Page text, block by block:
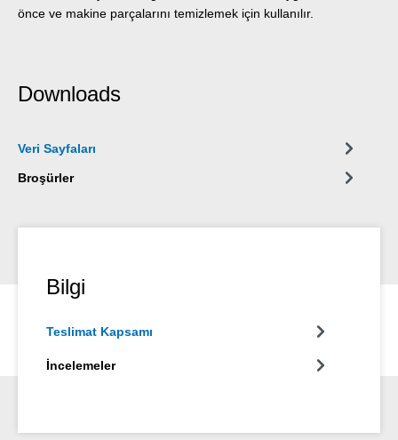
önce ve makine parçalarını temizlemek için kullanılır.
Downloads
Veri Sayfaları
Broşürler
Bilgi
Teslimat Kapsamı
İncelemeler